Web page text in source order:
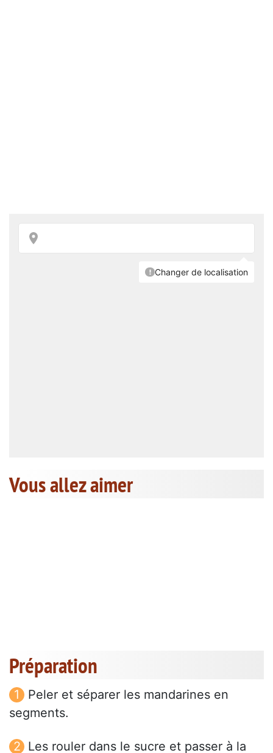
Vous allez aimer
Préparation
Peler et séparer les mandarines en
segments.
Les rouler dans le sucre et passer à la